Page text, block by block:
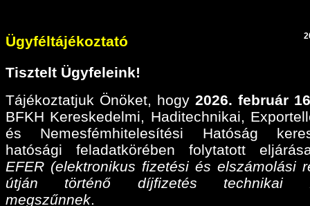
Ügyféltájékoztató
Tisztelt Ügyfeleink!
Tájékoztatjuk Önöket, hogy 2026. február
BFKH Kereskedelmi, Haditechnikai,
és Nemesfémhitelesítési Hatóság
hatósági feladatkörében folytatott
EFER (elektronikus fizetési és elszámolási
útján történő díjfizetés technikai
megszűnnek.